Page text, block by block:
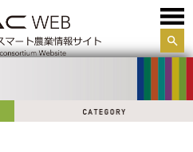
サイ